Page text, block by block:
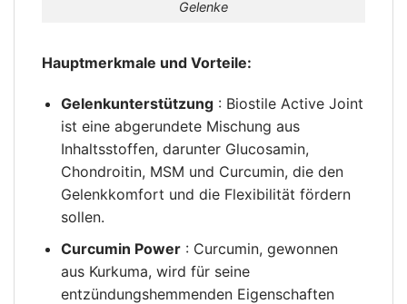
Gelenke
Hauptmerkmale und Vorteile:
Gelenkunterstützung: Biostile Active Joint
ist eine abgerundete Mischung aus
Inhaltsstoffen, darunter Glucosamin,
Chondroitin, MSM und Curcumin, die den
Gelenkkomfort und die Flexibilität fördern
sollen.
Curcumin Power: Curcumin, gewonnen
aus Kurkuma, wird für seine
entzündungshemmenden Eigenschaften